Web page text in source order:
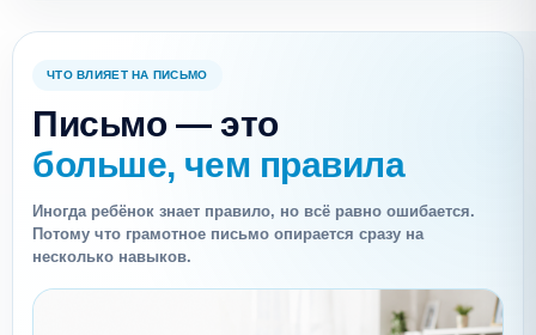
ЧТО ВЛИЯЕТ НА ПИСЬМО
Письмо — это
больше, чем правила
Иногда ребёнок знает правило, но всё равно ошибается.
Потому что грамотное письмо опирается сразу на
несколько навыков.